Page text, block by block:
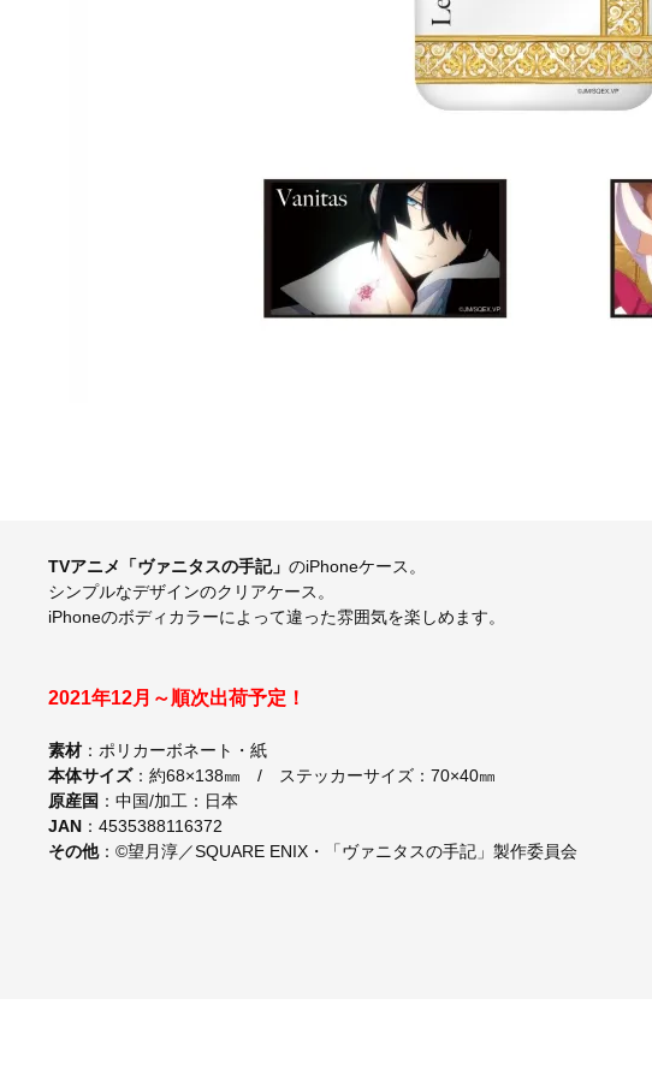
TVアニメ「ヴァニタスの手記」 のiPhoneケース。
シンプルなデザインのクリアケース。
iPhoneのボディカラーによって違った雰囲気を楽しめます。
2021年12月～順次出荷予定！
素材：ポリカーボネート・紙
本体サイズ：約68×138㎜ / ステッカーサイズ：70×40㎜
原産国 ：中国/加工：日本
JAN：4535388116372
その他：©望月淳／SQUARE ENIX・「ヴァニタスの手記」製作委員会